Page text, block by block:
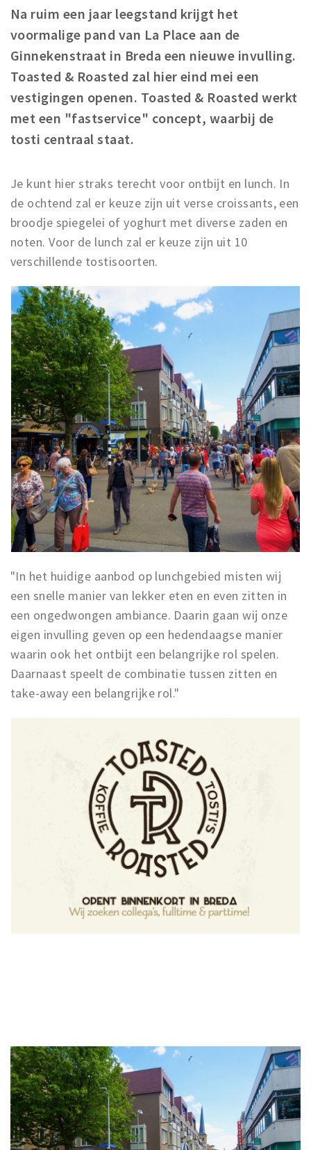
Winkelgebieden
Parkeren
Bezienswaardigheden
Musea, theaters & podia
Uitjes & activiteiten
Toeristische routes
Baroniepoorten
Sport
Privacy
Inloggen
Na ruim een jaar leegstand krijgt het
voormalige pand van La Place aan de
Ginnekenstraat in Breda een nieuwe invulling.
Toasted & Roasted zal hier eind mei een
vestigingen openen. Toasted & Roasted werkt
met een "fastservice" concept, waarbij de
tosti centraal staat.
Je kunt hier straks terecht voor ontbijt en lunch. In
de ochtend zal er keuze zijn uit verse croissants, een
broodje spiegelei of yoghurt met diverse zaden en
noten. Voor de lunch zal er keuze zijn uit 10
verschillende tostisoorten.
"In het huidige aanbod op lunchgebied misten wij
een snelle manier van lekker eten en even zitten in
een ongedwongen ambiance. Daarin gaan wij onze
eigen invulling geven op een hedendaagse manier
waarin ook het ontbijt een belangrijke rol spelen.
Daarnaast speelt de combinatie tussen zitten en
take-away een belangrijke rol."